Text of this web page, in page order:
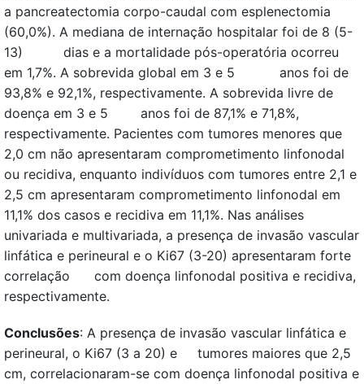
a pancreatectomia corpo-caudal com esplenectomia
(60,0%). A mediana de internação hospitalar foi de 8 (5-
13) dias e a mortalidade pós-operatória ocorreu
em 1,7%. A sobrevida global em 3 e 5 anos foi de
93,8% e 92,1%, respectivamente. A sobrevida livre de
doença em 3 e 5 anos foi de 87,1% e 71,8%,
respectivamente. Pacientes com tumores menores que
2,0 cm não apresentaram comprometimento linfonodal
ou recidiva, enquanto indivíduos com tumores entre 2,1 e
2,5 cm apresentaram comprometimento linfonodal em
11,1% dos casos e recidiva em 11,1%. Nas análises
univariada e multivariada, a presença de invasão vascular
linfática e perineural e o Ki67 (3-20) apresentaram forte
correlação com doença linfonodal positiva e recidiva,
respectivamente.
Conclusões: A presença de invasão vascular linfática e
perineural, o Ki67 (3 a 20) e tumores maiores que 2,5
cm, correlacionaram-se com doença linfonodal positiva e